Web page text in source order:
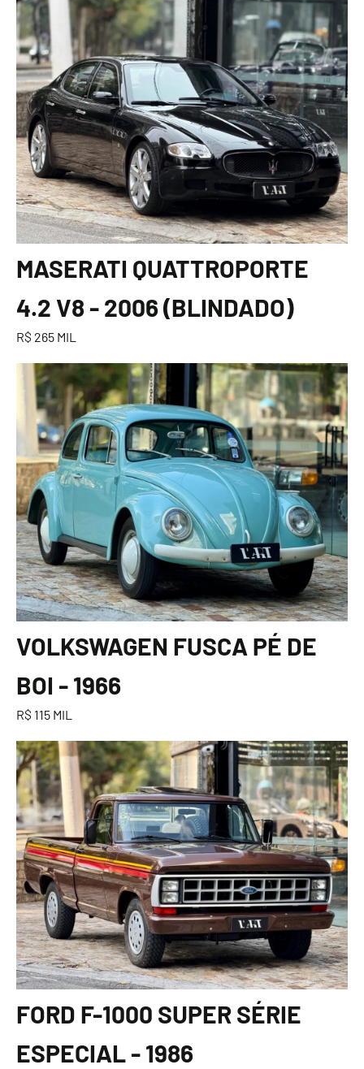
MASERATI QUATTROPORTE
4.2 V8 - 2006 (BLINDADO)
R$ 265 MIL
VOLKSWAGEN FUSCA PÉ DE
BOI - 1966
R$ 115 MIL
FORD F-1000 SUPER SÉRIE
ESPECIAL - 1986